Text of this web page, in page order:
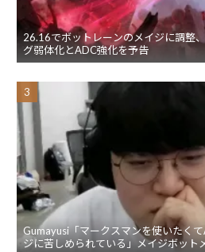
26.16でボットレーンのメイジに調整
グ弱体化とADC強化を予告
Gumayusi「マークスマンを使いたく
ジに苦しめられている」メイジボット